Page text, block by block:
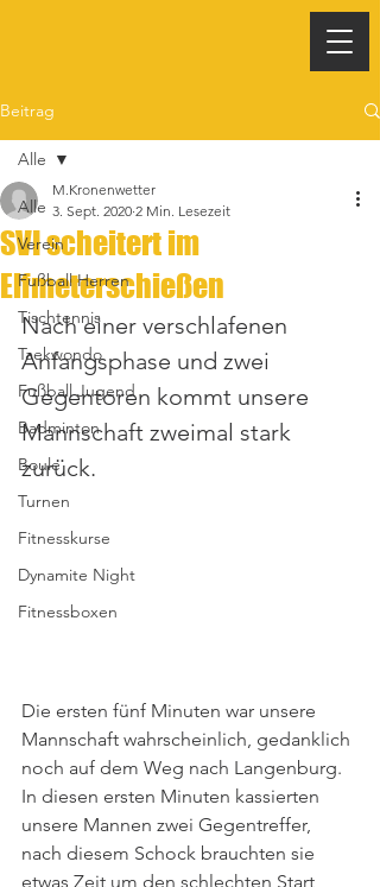
Beitrag
Alle
Verein
Fußball Herren
Tischtennis
Taekwondo
Fußball Jugend
Badminton
Boule
Turnen
Fitnesskurse
Dynamite Night
Fitnessboxen
Alle
SVI scheitert im
Elfmeterschießen
M.Kronenwetter
3. Sept. 2020 2 Min. Lesezeit
Nach einer verschlafenen
Anfangsphase und zwei
Gegentoren kommt unsere
Mannschaft zweimal stark
zurück.
Die ersten fünf Minuten war unsere
Mannschaft wahrscheinlich, gedanklich
noch auf dem Weg nach Langenburg.
In diesen ersten Minuten kassierten
unsere Mannen zwei Gegentreffer,
nach diesem Schock brauchten sie
etwas Zeit um den schlechten Start